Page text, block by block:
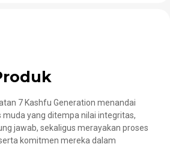
7 Kashfu Generation menandai
muda yang ditempa nilai integritas,
jawab, sekaligus merayakan proses
komitmen mereka dalam